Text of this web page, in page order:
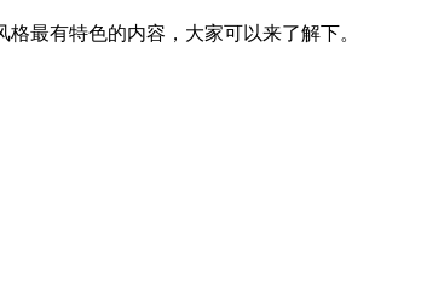
最有特色的内容，大家可以来了解下。